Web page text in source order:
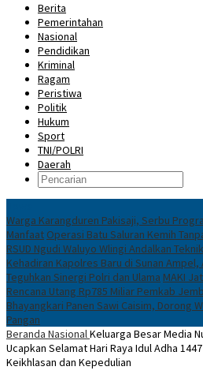
Berita
Pemerintahan
Nasional
Pendidikan
Kriminal
Ragam
Peristiwa
Politik
Hukum
Sport
TNI/POLRI
Daerah
Warga Karangduren Pakisaji, Serbu
Manfaat Operasi Batu Saluran Kemih
RSUD Ngudi Waluyo Wlingi Andalkan
Kehadiran Kapolres Baru di Sunan Ampel,
Teguhkan Sinergi Polri dan Ulama MAKI
Rencana Utang Rp785 Miliar Pemkab
Bhayangkari Panen Sawi Caisim, Dorong
Pangan
Beranda NasionalKeluarga Besar Media
Ucapkan Selamat Hari Raya Idul Adha
Keikhlasan dan Kepedulian